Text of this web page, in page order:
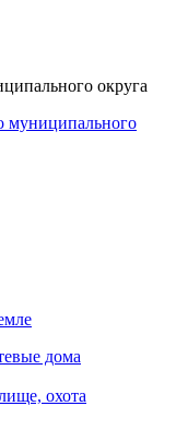
округа
муниципального
дома
охота